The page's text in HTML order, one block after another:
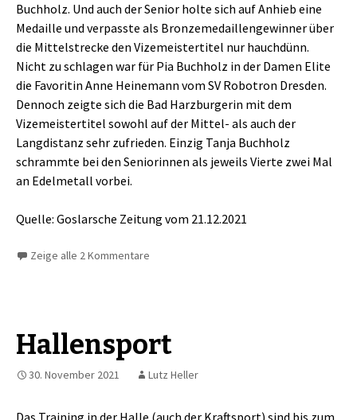
Buchholz. Und auch der Senior holte sich auf Anhieb eine
Medaille und verpasste als Bronzemedaillengewinner über
die Mittelstrecke den Vizemeistertitel nur hauchdünn.
Nicht zu schlagen war für Pia Buchholz in der Damen Elite
die Favoritin Anne Heinemann vom SV Robotron Dresden.
Dennoch zeigte sich die Bad Harzburgerin mit dem
Vizemeistertitel sowohl auf der Mittel- als auch der
Langdistanz sehr zufrieden. Einzig Tanja Buchholz
schrammte bei den Seniorinnen als jeweils Vierte zwei Mal
an Edelmetall vorbei.
Quelle: Goslarsche Zeitung vom 21.12.2021
Zeige alle 2 Kommentare
Hallensport
30. November 2021 Lutz Heller
Das Training in der Halle (auch der Kraftsport) sind bis zum